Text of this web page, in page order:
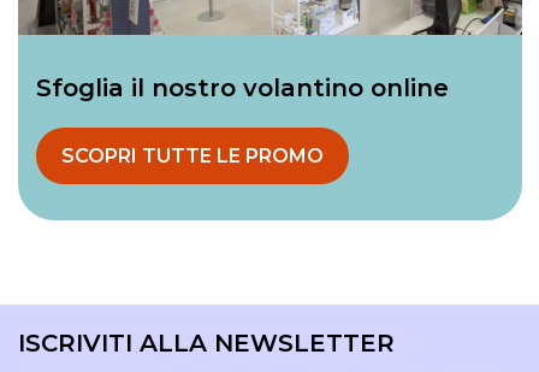
Sfoglia il nostro volantino online
SCOPRI TUTTE LE PROMO
ISCRIVITI ALLA NEWSLETTER